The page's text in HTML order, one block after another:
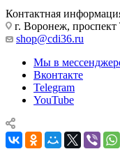
Контактная
г. Воронеж,
shop@cdi36.ru
Мы в
Вконтакте
Telegram
YouTube